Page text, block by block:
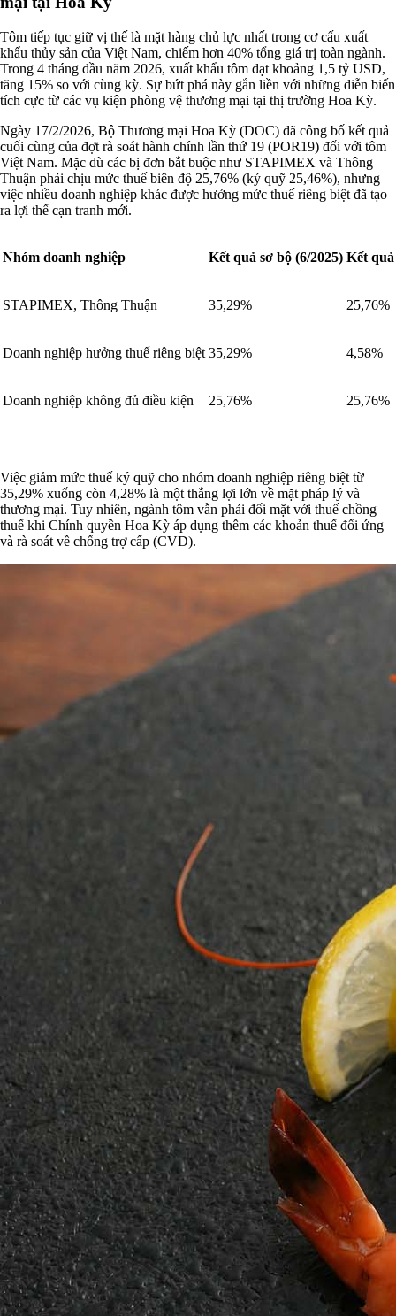
Tôm tiếp tục giữ vị thế là mặt hàng chủ lực nhất trong cơ cấu xuất
khẩu thủy sản của Việt Nam, chiếm hơn 40% tổng giá trị toàn ngành.
Trong 4 tháng đầu năm 2026, xuất khẩu tôm đạt khoảng 1,5 tỷ USD,
tăng 15% so với cùng kỳ. Sự bứt phá này gắn liền với những diễn biến
tích cực từ các vụ kiện phòng vệ thương mại tại thị trường Hoa Kỳ.
Ngày 17/2/2026, Bộ Thương mại Hoa Kỳ (DOC) đã công bố kết quả
cuối cùng của đợt rà soát hành chính lần thứ 19 (POR19) đối với tôm
Việt Nam. Mặc dù các bị đơn bắt buộc như STAPIMEX và Thông
Thuận phải chịu mức thuế biên độ 25,76% (ký quỹ 25,46%), nhưng
việc nhiều doanh nghiệp khác được hưởng mức thuế riêng biệt đã tạo
ra lợi thế cạn tranh mới.
Nhóm doanh nghiệp Kết quả sơ bộ (6/2025) Kết quả
STAPIMEX, Thông Thuận 35,29% 25,76%
Doanh nghiệp hưởng thuế riêng biệt 35,29% 4,58%
Doanh nghiệp không đủ điều kiện 25,76% 25,76%
Việc giảm mức thuế ký quỹ cho nhóm doanh nghiệp riêng biệt từ
35,29% xuống còn 4,28% là một thắng lợi lớn về mặt pháp lý và
thương mại. Tuy nhiên, ngành tôm vẫn phải đối mặt với thuế chồng
thuế khi Chính quyền Hoa Kỳ áp dụng thêm các khoản thuế đối ứng
và rà soát về chống trợ cấp (CVD).